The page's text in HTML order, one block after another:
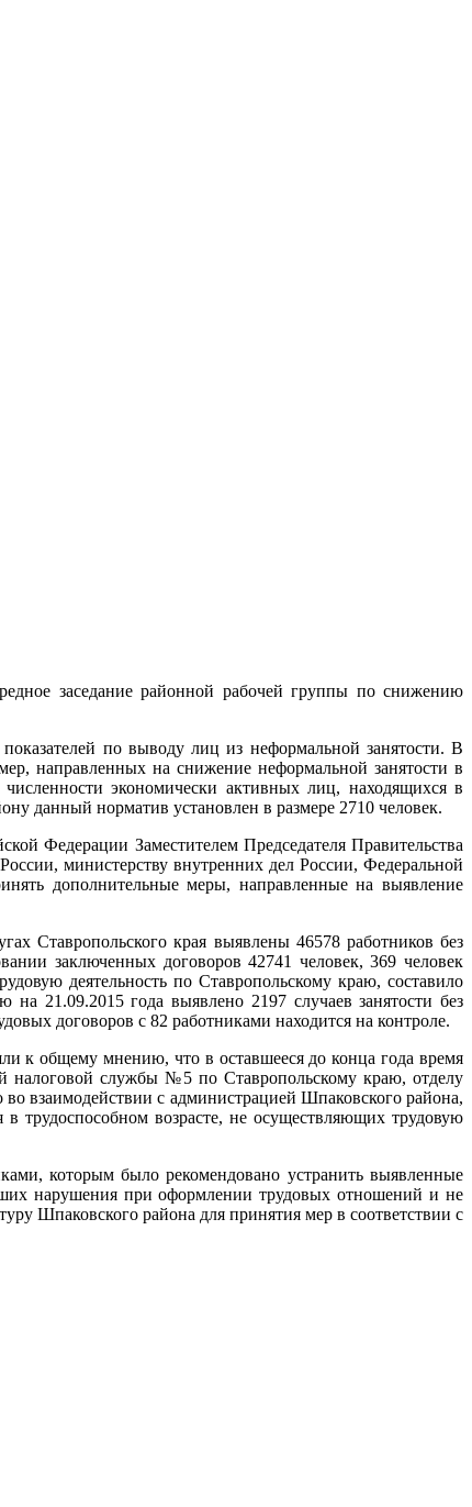
заседание районной рабочей группы по снижению
по выводу лиц из неформальной занятости. В
направленных на снижение неформальной занятости в
экономически активных лиц, находящихся в
данный норматив установлен в размере 2710 человек.
Федерации Заместителем Председателя Правительства
министерству внутренних дел России, Федеральной
дополнительные меры, направленные на выявление
Ставропольского края выявлены 46578 работников без
заключенных договоров 42741 человек, 369 человек
деятельность по Ставропольскому краю, составило
21.09.2015 года выявлено 2197 случаев занятости без
договоров с 82 работниками находится на контроле.
к общему мнению, что в оставшееся до конца года время
налоговой службы №5 по Ставропольскому краю, отделу
взаимодействии с администрацией Шпаковского района,
трудоспособном возрасте, не осуществляющих трудовую
которым было рекомендовано устранить выявленные
нарушения при оформлении трудовых отношений и не
Шпаковского района для принятия мер в соответствии с